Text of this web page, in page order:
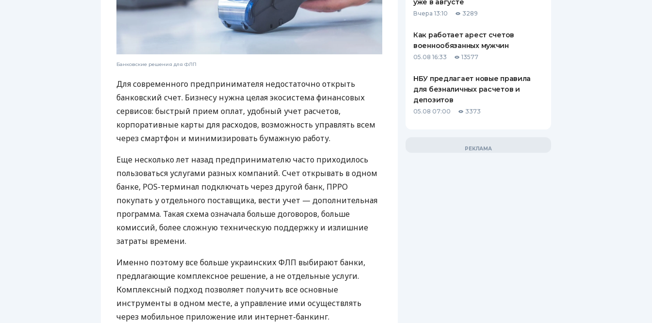
Банковские решения для ФЛП
Для современного предпринимателя недостаточно открыть
банковский счет. Бизнесу нужна целая экосистема финансовых
сервисов: быстрый прием оплат, удобный учет расчетов,
корпоративные карты для расходов, возможность управлять всем
через смартфон и минимизировать бумажную работу.
Еще несколько лет назад предпринимателю часто приходилось
пользоваться услугами разных компаний. Счет открывать в одном
банке, POS-терминал подключать через другой банк, ПРРО
покупать у отдельного поставщика, вести учет — дополнительная
программа. Такая схема означала больше договоров, больше
комиссий, более сложную техническую поддержку и излишние
затраты времени.
Именно поэтому все больше украинских ФЛП выбирают банки,
предлагающие комплексное решение, а не отдельные услуги.
Комплексный подход позволяет получить все основные
инструменты в одном месте, а управление ими осуществлять
через мобильное приложение или интернет-банкинг.
уже в августе
Вчера 13:10 3289
Как работает арест счетов
военнообязанных мужчин
05.08 16:33 13577
НБУ предлагает новые правила
для безналичных расчетов и
депозитов
05.08 07:00 3373